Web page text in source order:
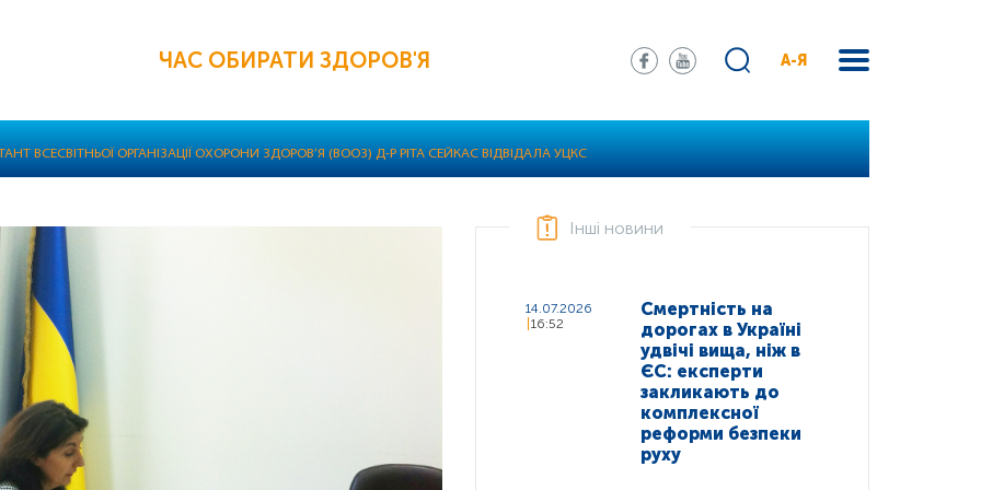
ЧАС ОБИРАТИ ЗДОРОВ'Я А-Я
ВСЕСВІТНЬОЇ ОРГАНІЗАЦІЇ ОХОРОНИ ЗДОРОВ’Я (ВООЗ) Д-Р РІТА СЕЙКАС ВІДВІДАЛА УЦКС
Інші новини
14.07.2026
16:52
Смертність на
дорогах в Україні
удвічі вища, ніж в
ЄС: експерти
закликають до
комплексної
реформи безпеки
руху